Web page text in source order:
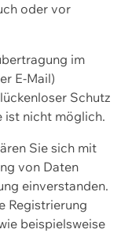
oder vor
im
E-Mail)
Schutz
ist nicht möglich.
Sie sich mit
von Daten
einverstanden.
Registrierung
beispielsweise